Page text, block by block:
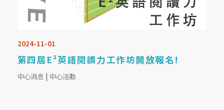
2024-11-01
第四屆E²英語閱讀力工作坊開放報名!
中心消息 | 中心活動